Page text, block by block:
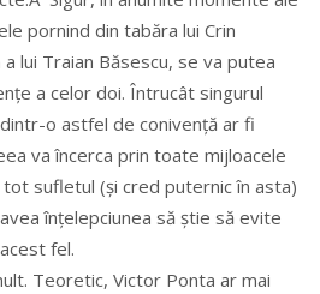
pornind din tabăra lui Crin
lui Traian Băsescu, se va putea
a celor doi. Întrucât singurul
o astfel de conivență ar fi
va încerca prin toate mijloacele
sufletul (și cred puternic în asta)
înțelepciunea să știe să evite
fel.
Teoretic, Victor Ponta ar mai